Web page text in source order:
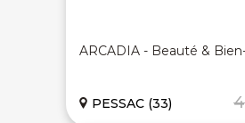
ARCADIA - Beauté &
PESSAC (33)